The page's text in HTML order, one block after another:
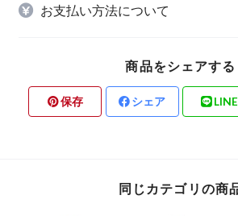
お支払い方法について
商品をシェアする
保存 シェア LINE
同じカテゴリの商